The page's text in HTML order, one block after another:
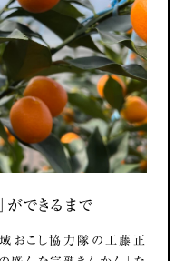
ができるまで
こし協力隊の工藤正